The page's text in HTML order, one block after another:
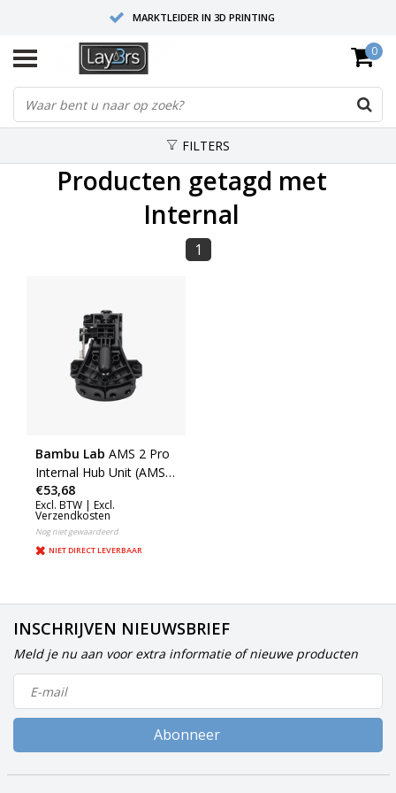
MARKTLEIDER IN 3D PRINTING
HOOGWAARDIGE SERVICE EN SUPPORT
FYSIEKE SHOWROOMS
0
FILTERS
Producten getagd met
Internal
1
Bambu Lab AMS 2 Pro
Internal Hub Unit (AMS 2
Pro) (SAA038)
€53,68
Excl. BTW | Excl.
Verzendkosten
Nog niet gewaardeerd
NIET DIRECT LEVERBAAR
INSCHRIJVEN NIEUWSBRIEF
Meld je nu aan voor extra informatie of nieuwe producten
Abonneer